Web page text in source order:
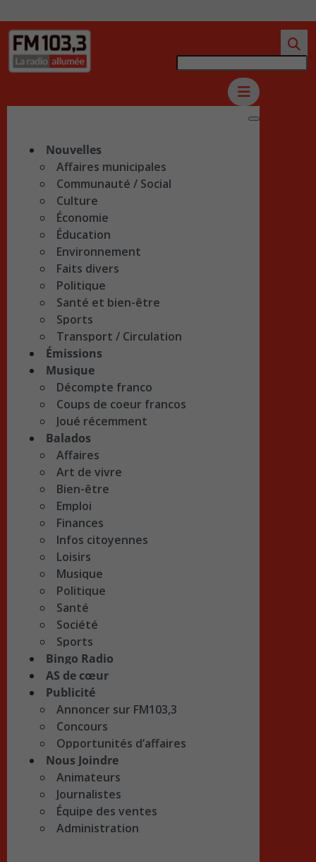
Nouvelles
Affaires municipales
Communauté / Social
Culture
Économie
Éducation
Environnement
Faits divers
Politique
Santé et bien-être
Sports
Transport / Circulation
Émissions
Musique
Décompte franco
Coups de coeur francos
Joué récemment
Balados
Affaires
Art de vivre
Bien-être
Emploi
Finances
Infos citoyennes
Loisirs
Musique
Politique
Santé
Société
Sports
Bingo Radio
AS de cœur
Publicité
Annoncer sur FM103,3
Concours
Opportunités d’affaires
Nous Joindre
Animateurs
Journalistes
Équipe des ventes
Administration